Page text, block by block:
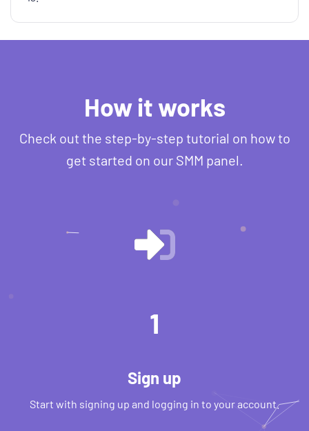
How it works
Check out the step-by-step tutorial on how to
get started on our SMM panel.
1
Sign up
Start with signing up and logging in to your account.